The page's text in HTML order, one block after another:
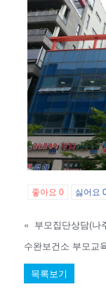
좋아요0 싫어요
« 부모집단상담(나
수완보건소 부모교
목록보기